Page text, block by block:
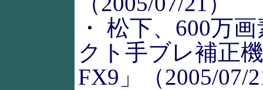
・ 松下、600万
クト手ブレ補正
FX9」（2005/07/